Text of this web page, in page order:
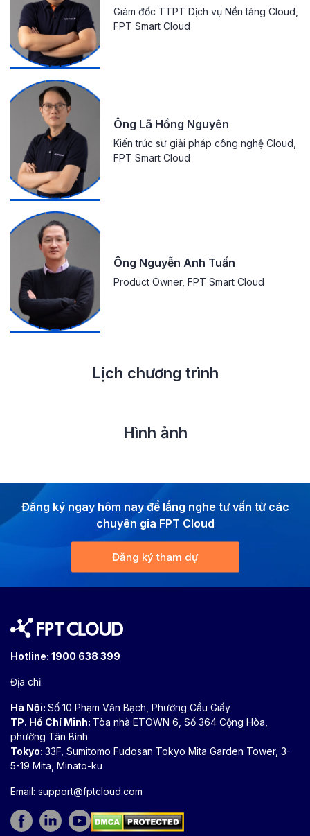
Giám đốc TTPT Dịch vụ Nền tảng Cloud,
FPT Smart Cloud
Ông Lã Hồng Nguyên
Kiến trúc sư giải pháp công nghệ Cloud,
FPT Smart Cloud
Ông Nguyễn Anh Tuấn
Product Owner, FPT Smart Cloud
Lịch chương trình
Hình ảnh
Đăng ký ngay hôm nay để lắng nghe tư vấn từ các
chuyên gia FPT Cloud
Đăng ký tham dự
Hotline: 1900 638 399
Địa chỉ:
Hà Nội: Số 10 Phạm Văn Bạch, Phường Cầu Giấy
TP. Hồ Chí Minh: Tòa nhà ETOWN 6, Số 364 Cộng Hòa,
phường Tân Bình
Tokyo: 33F, Sumitomo Fudosan Tokyo Mita Garden Tower, 3-
5-19 Mita, Minato-ku
Email: support@fptcloud.com